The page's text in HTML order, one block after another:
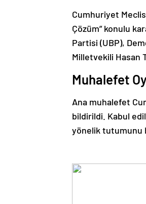
Cumhuriyet
Çözüm” konulu
Partisi (UBP),
Milletvekili Hasan
Muhalefet
Ana muhalefet
bildirildi. Kabul
yönelik tutumunu